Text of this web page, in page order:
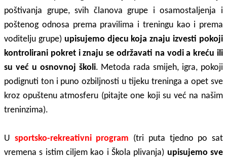
poštivanja grupe, svih članova grupe i osamostaljenja i
poštenog odnosa prema pravilima i treningu kao i prema
voditelju grupe) upisujemo djecu koja znaju izvesti pokoji
kontrolirani pokret i znaju se održavati na vodi a kreću ili
su već u osnovnoj školi. Metoda rada smijeh, igra, pokoji
podignuti ton i puno ozbiljnosti u tijeku treninga a opet sve
kroz opuštenu atmosferu (pitajte one koji su već na našim
treninzima).
U sportsko-rekreativni program (tri puta tjedno po sat
vremena s istim ciljem kao i Škola plivanja) upisujemo sve